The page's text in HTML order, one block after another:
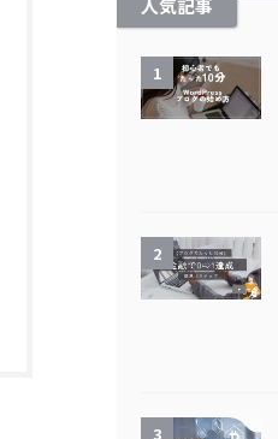
人気記事
1
2
3